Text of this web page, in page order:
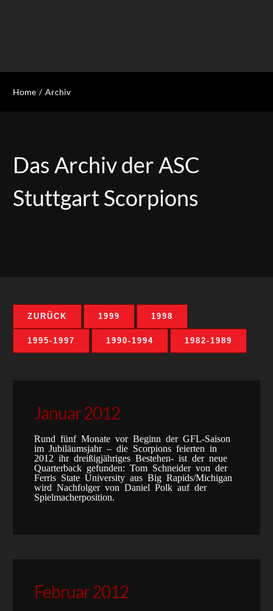
Home Archiv
Das Archiv der ASC
Stuttgart Scorpions
ZURÜCK 1999 1998
1995-1997 1990-1994 1982-1989
Januar 2012
Rund fünf Monate vor Beginn der GFL-Saison
im Jubiläumsjahr – die Scorpions feierten in
2012 ihr dreißigjähriges Bestehen- ist der neue
Quarterback gefunden: Tom Schneider von der
Ferris State University aus Big Rapids/Michigan
wird Nachfolger von Daniel Polk auf der
Spielmacherposition.
Februar 2012